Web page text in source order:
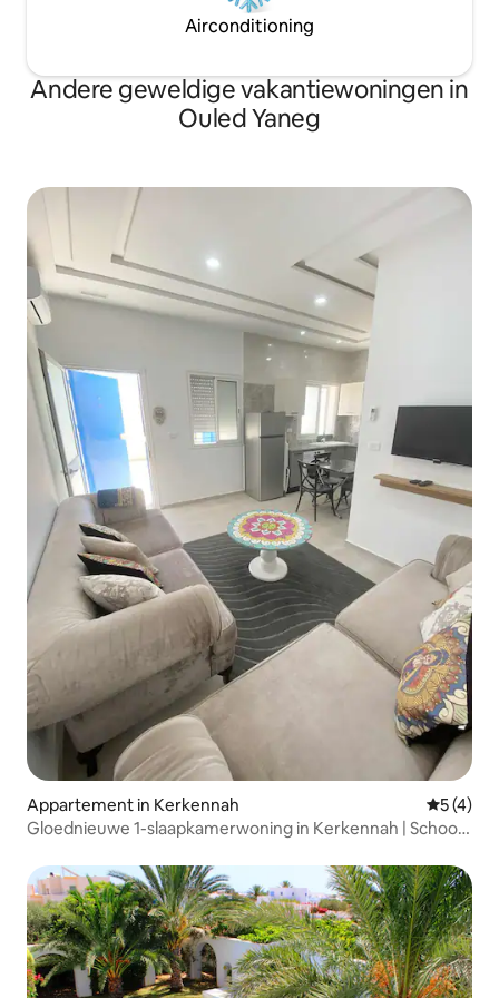
Airconditioning
Andere geweldige vakantiewoningen in
Ouled Yaneg
Appartement in Kerkennah
5 (4)
Gloednieuwe 1-slaapkamerwoning in Kerkennah | Schoon